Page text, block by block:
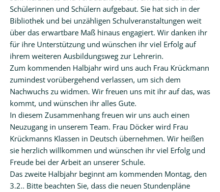
Schülerinnen und Schülern aufgebaut. Sie hat sich in der
Bibliothek und bei unzähligen Schulveranstaltungen weit
über das erwartbare Maß hinaus engagiert. Wir danken ihr
für ihre Unterstützung und wünschen ihr viel Erfolg auf
ihrem weiteren Ausbildungsweg zur Lehrerin.
Zum kommenden Halbjahr wird uns auch Frau Krückmann
zumindest vorübergehend verlassen, um sich dem
Nachwuchs zu widmen. Wir freuen uns mit ihr auf das, was
kommt, und wünschen ihr alles Gute.
In diesem Zusammenhang freuen wir uns auch einen
Neuzugang in unserem Team. Frau Döcker wird Frau
Krückmanns Klassen in Deutsch übernehmen. Wir heißen
sie herzlich willkommen und wünschen ihr viel Erfolg und
Freude bei der Arbeit an unserer Schule.
Das zweite Halbjahr beginnt am kommenden Montag, den
3.2.. Bitte beachten Sie, dass die neuen Stundenpläne